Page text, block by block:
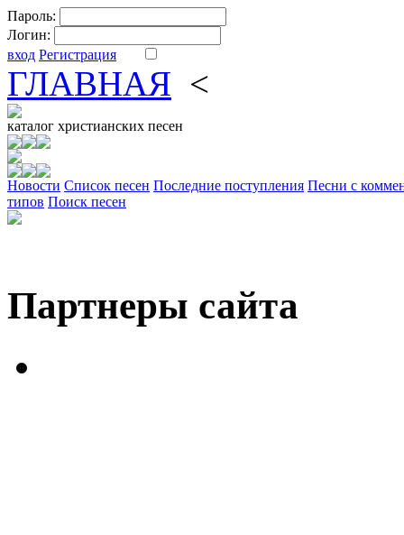
Пароль:
Логин:
вход Регистрация
ГЛАВНАЯ <
каталог христианских песен
Новости Cписок песен Последние поступления Песни с
типов Поиск песен
Партнеры сайта